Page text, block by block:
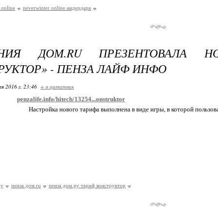
online neverwinter online андердарк
ДОМ.RU ПРЕЗЕНТОВАЛА
- ПЕНЗА ЛАЙФ ИНФО
2016 г. 23:46 + в цитатник
penzalife.info/hitech/13254...onstruktor
Настройка нового тарифа выполнена в виде игры, в которой
пенза дом.ru пенза дом.ру тариф конструктор